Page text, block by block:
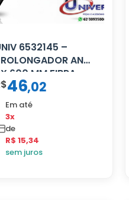
6532145 –
ANT
600 MM FIBRA
46,02
Em até
3x
de
R$ 15,34
sem juros